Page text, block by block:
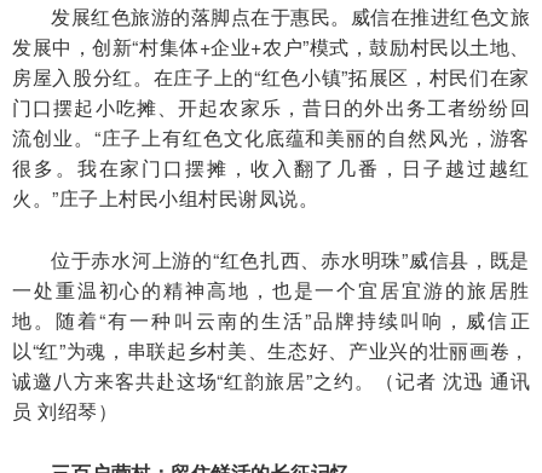
发展红色旅游的落脚点在于惠民。威信在推进红色文旅
发展中，创新“村集体+企业+农户”模式，鼓励村民以土地、
房屋入股分红。在庄子上的“红色小镇”拓展区，村民们在家
门口摆起小吃摊、开起农家乐，昔日的外出务工者纷纷回
流创业。“庄子上有红色文化底蕴和美丽的自然风光，游客
很多。我在家门口摆摊，收入翻了几番，日子越过越红
火。”庄子上村民小组村民谢凤说。
位于赤水河上游的“红色扎西、赤水明珠”威信县，既是
一处重温初心的精神高地，也是一个宜居宜游的旅居胜
地。随着“有一种叫云南的生活”品牌持续叫响，威信正
以“红”为魂，串联起乡村美、生态好、产业兴的壮丽画卷，
诚邀八方来客共赴这场“红韵旅居”之约。（记者 沈迅 通讯
员 刘绍琴）